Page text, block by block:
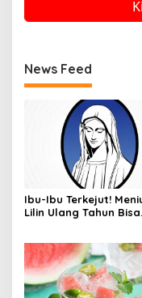
News Feed
Ibu-Ibu Terkejut!
Lilin Ulang Tahun Bisa